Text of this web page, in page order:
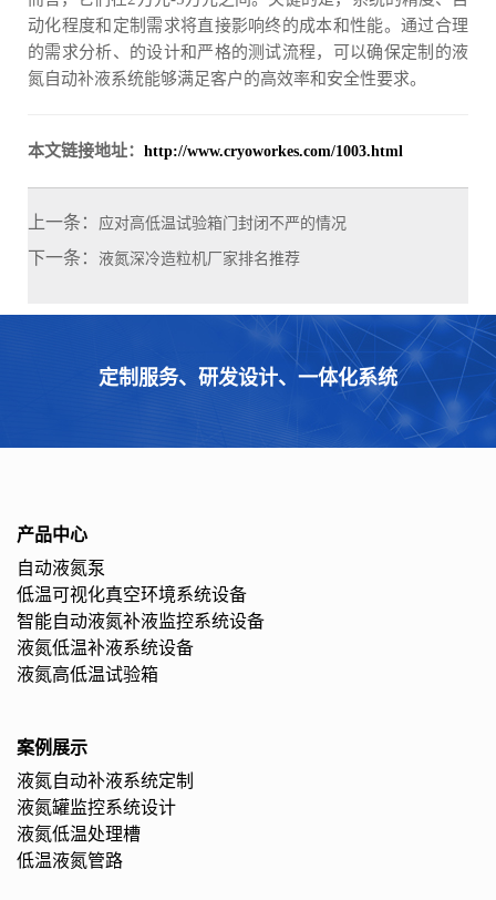
动化程度和定制需求将直接影响终的成本和性能。通过合理
的需求分析、的设计和严格的测试流程，可以确保定制的液
氮自动补液系统能够满足客户的高效率和安全性要求。
本文链接地址： http://www.cryoworkes.com/1003.html
上一条： 应对高低温试验箱门封闭不严的情况
下一条： 液氮深冷造粒机厂家排名推荐
定制服务、研发设计、一体化系统
产品中心
自动液氮泵
低温可视化真空环境系统设备
智能自动液氮补液监控系统设备
液氮低温补液系统设备
液氮高低温试验箱
案例展示
液氮自动补液系统定制
液氮罐监控系统设计
液氮低温处理槽
低温液氮管路